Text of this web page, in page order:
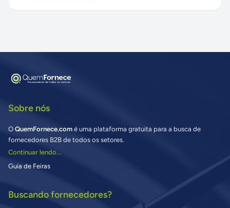
Sobre nós
O QuemFornece.com é uma plataforma gratuita para a busca de
fornecedores B2B de todos os setores.
Continuar lendo...
Guia de Feiras
Buscando fornecedores?